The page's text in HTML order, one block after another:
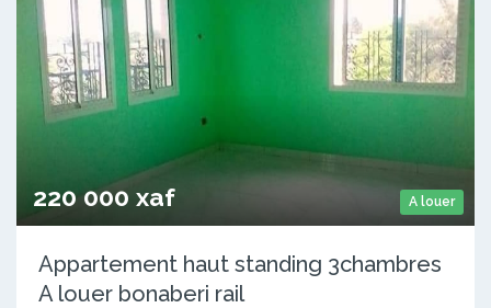
A louer
220 000 xaf
Appartement haut standing 3chambres
A louer bonaberi rail